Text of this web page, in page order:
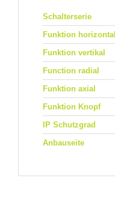
Schalterserie
Funktion horizontal
Funktion vertikal
Function radial
Funktion axial
Funktion Knopf
IP Schutzgrad
Anbauseite